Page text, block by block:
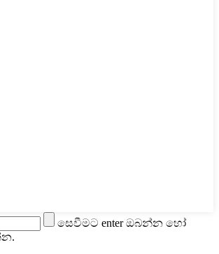
සෙවීමට enter ඔබන්න හෝ